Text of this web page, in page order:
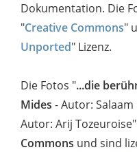
Dokumentation. Die
"Creative Commons"
Unported" Lizenz.
Die Fotos "...die
Mides - Autor: Salaam
Autor: Arij
Commons und sind